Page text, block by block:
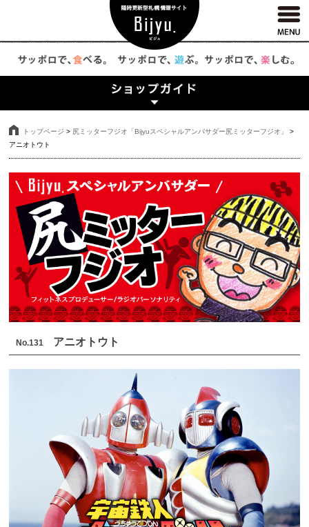
トップページ > 尻ミッターフジオ「Bijyuスペシャルアンバサダー尻ミッターフジオ」
>
アニオトウト
No.131 アニオトウト